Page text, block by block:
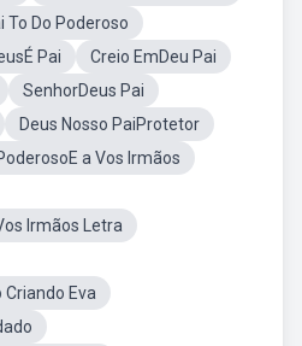
To Do Poderoso
Pai
Creio EmDeu Pai
SenhorDeus Pai
Deus Nosso PaiProtetor
a Vos Irmãos
Irmãos Letra
Criando Eva